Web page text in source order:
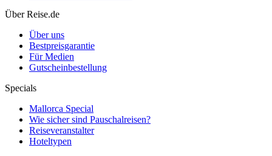
Luxushotels
Über Reise.de
Über uns
Bestpreisgarantie
Für Medien
Gutscheinbestellung
Specials
Mallorca Special
Wie sicher sind Pauschalreisen?
Reiseveranstalter
Hoteltypen